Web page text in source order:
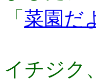
「 菜園だ
イチジク